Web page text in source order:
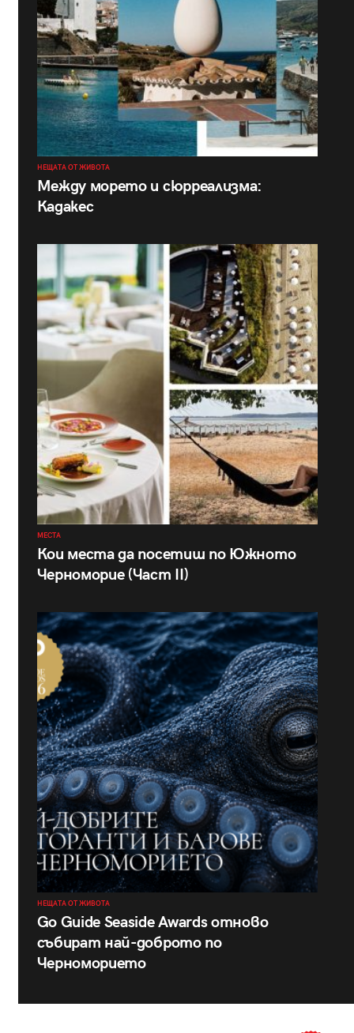
НЕЩАТА ОТ ЖИВОТА
Между морето и сюрреализма:
Кадакес
МЕСТА
Кои места да посетиш по Южното
Черноморие (Част II)
НЕЩАТА ОТ ЖИВОТА
Go Guide Seaside Awards отново
събират най-доброто по
Черноморието